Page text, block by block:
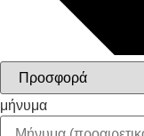
μήνυμα